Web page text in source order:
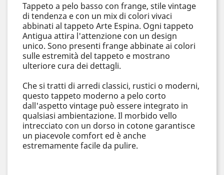
Tappeto a pelo basso con frange, stile vintage
di tendenza e con un mix di colori vivaci
abbinati al tappeto Arte Espina. Ogni tappeto
Antigua attira l'attenzione con un design
unico. Sono presenti frange abbinate ai colori
sulle estremità del tappeto e mostrano
ulteriore cura dei dettagli.
Che si tratti di arredi classici, rustici o moderni,
questo tappeto moderno a pelo corto
dall'aspetto vintage può essere integrato in
qualsiasi ambientazione. Il morbido vello
intrecciato con un dorso in cotone garantisce
un piacevole comfort ed è anche
estremamente facile da pulire.